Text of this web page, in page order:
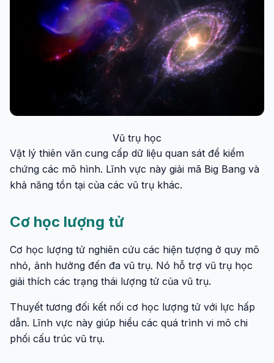
Vũ trụ học
Vật lý thiên văn cung cấp dữ liệu quan sát để kiểm
chứng các mô hình. Lĩnh vực này giải mã Big Bang và
khả năng tồn tại của các vũ trụ khác.
Cơ học lượng tử
Cơ học lượng tử nghiên cứu các hiện tượng ở quy mô
nhỏ, ảnh hưởng đến đa vũ trụ. Nó hỗ trợ vũ trụ học
giải thích các trạng thái lượng tử của vũ trụ.
Thuyết tương đối kết nối cơ học lượng tử với lực hấp
dẫn. Lĩnh vực này giúp hiểu các quá trình vi mô chi
phối cấu trúc vũ trụ.